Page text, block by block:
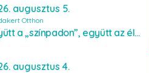
augusztus 5.
Otthon
Együtt a „színpadon”, együtt az élményekért 🎭✨
augusztus 4.